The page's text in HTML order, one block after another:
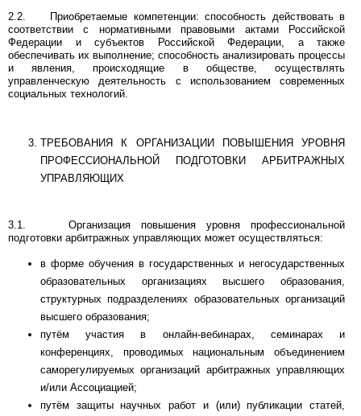
2.2. Приобретаемые компетенции: способность действовать в
соответствии с нормативными правовыми актами Российской
Федерации и субъектов Российской Федерации, а также
обеспечивать их выполнение; способность анализировать процессы
и явления, происходящие в обществе, осуществлять
управленческую деятельность с использованием современных
социальных технологий.
ТРЕБОВАНИЯ К ОРГАНИЗАЦИИ ПОВЫШЕНИЯ УРОВНЯ
ПРОФЕССИОНАЛЬНОЙ ПОДГОТОВКИ АРБИТРАЖНЫХ
УПРАВЛЯЮЩИХ
3.1. Организация повышения уровня профессиональной
подготовки арбитражных управляющих может осуществляться:
в форме обучения в государственных и негосударственных
образовательных организациях высшего образования,
структурных подразделениях образовательных организаций
высшего образования;
путём участия в онлайн-вебинарах, семинарах и
конференциях, проводимых национальным объединением
саморегулируемых организаций арбитражных управляющих
и/или Ассоциацией;
путём защиты научных работ и (или) публикации статей,